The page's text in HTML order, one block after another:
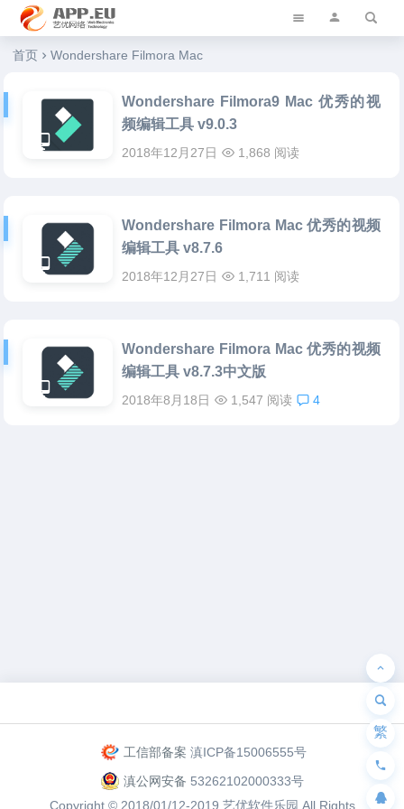
艺优软件乐园
首页 Wondershare Filmora Mac
Wondershare Filmora9 Mac 优秀的视
频编辑工具 v9.0.3
2018年12月27日 1,868 阅读
Wondershare Filmora Mac 优秀的视频
编辑工具 v8.7.6
2018年12月27日 1,711 阅读
Wondershare Filmora Mac 优秀的视频
编辑工具 v8.7.3中文版
2018年8月18日 1,547 阅读 4
工信部备案 滇ICP备15006555号
滇公网安备 53262102000333号
Copyright © 2018/01/12-2019 艺优软件乐园 All Rights
繁